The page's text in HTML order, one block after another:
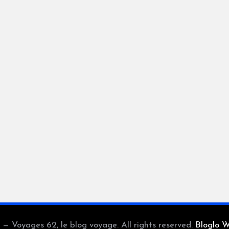
Voyages 62, le blog voyage. All rights reserved. Bloglo